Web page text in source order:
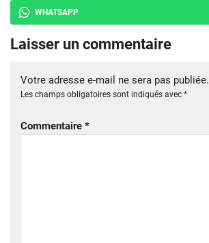
WHATSAPP
Laisser un commentaire
Votre adresse e-mail ne sera pas publiée.
Les champs obligatoires sont indiqués avec *
Commentaire *